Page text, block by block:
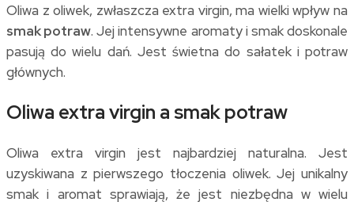
Oliwa z oliwek, zwłaszcza extra virgin, ma wielki wpływ na
smak potraw. Jej intensywne aromaty i smak doskonale
pasują do wielu dań. Jest świetna do sałatek i potraw
głównych.
Oliwa extra virgin a smak potraw
Oliwa extra virgin jest najbardziej naturalna. Jest
uzyskiwana z pierwszego tłoczenia oliwek. Jej unikalny
smak i aromat sprawiają, że jest niezbędna w wielu